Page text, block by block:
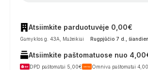
skydelio
Atsiimkite parduotuvėje 0,00€
Gamyklos g. 43A, Mažeikiai Rugpjūčio 7 d., šiandien
Atsiimkite paštomatuose nuo
DPD paštomatai 5,00€ Omniva paštomatai